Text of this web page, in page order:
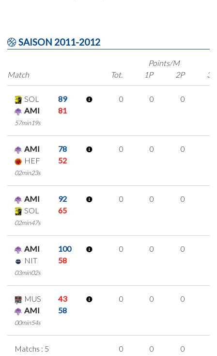
SAISON 2011-2012
Match
Points/M
Tot.
1P 2P 3P
SOL
89
AMI
81
57min19s
0 0 0
AMI
78
HEF
52
02min23s
0 0 0
AMI
92
SOL
65
02min47s
0 0 0
AMI
100
NIT
58
03min02s
0 0 0
MUS
43
AMI
58
00min54s
0 0 0
Matchs : 5 0 0 0